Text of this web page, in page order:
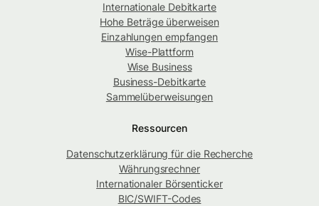
Internationale Debitkarte
Hohe Beträge überweisen
Einzahlungen empfangen
Wise-Plattform
Wise Business
Business-Debitkarte
Sammelüberweisungen
Ressourcen
Datenschutzerklärung für die Recherche
Währungsrechner
Internationaler Börsenticker
BIC/SWIFT-Codes